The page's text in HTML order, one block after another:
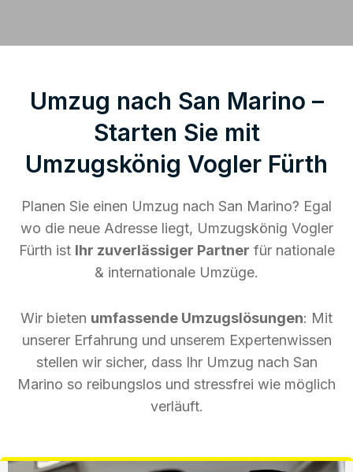
Umzug nach San Marino –
Starten Sie mit
Umzugskönig Vogler Fürth
Planen Sie einen Umzug nach San Marino? Egal
wo die neue Adresse liegt, Umzugskönig Vogler
Fürth ist Ihr zuverlässiger Partner für nationale
& internationale Umzüge.
Wir bieten umfassende Umzugslösungen: Mit
unserer Erfahrung und unserem Expertenwissen
stellen wir sicher, dass Ihr Umzug nach San
Marino so reibungslos und stressfrei wie möglich
verläuft.